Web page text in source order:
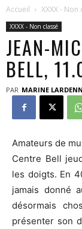
Accueil XXXX - Non
XXXX - Non classé
JEAN-
BELL,
PAR MARINE
Amateurs de
Centre Bell
les doigts. En
jamais donné
désormais
présenter son